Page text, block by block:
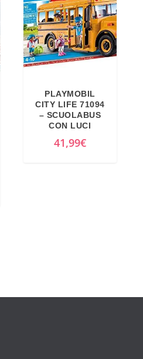
PLAYMOBIL
CITY LIFE 71094
– SCUOLABUS
CON LUCI
41,99€